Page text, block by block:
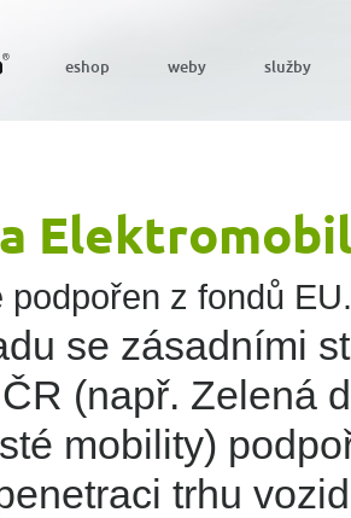
podpořen z fondů
se zásadními
(např. Zelená
mobility)
trhu
eshop weby služby